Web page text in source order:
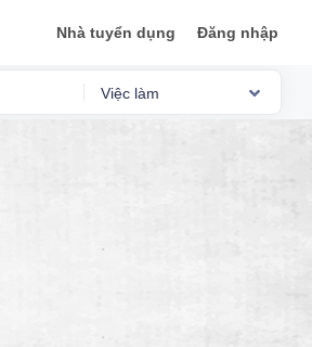
Nhà tuyển dụng Đăng nhập
Việc làm